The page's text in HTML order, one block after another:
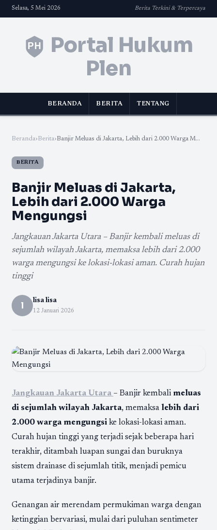
Selasa, 5 Mei 2026 Berita Terkini & Terpercaya
Portal Hukum
Plen
BERANDA BERITA TENTANG
Beranda›Berita›Banjir Meluas di Jakarta, Lebih dari 2.000 Warga M...
BERITA
Banjir Meluas di Jakarta,
Lebih dari 2.000 Warga
Mengungsi
Jangkauan Jakarta Utara – Banjir kembali meluas di
sejumlah wilayah Jakarta, memaksa lebih dari 2.000
warga mengungsi ke lokasi-lokasi aman. Curah hujan
tinggi
l lisa lisa
12 Januari 2026
Jangkauan Jakarta Utara – Banjir kembali meluas
di sejumlah wilayah Jakarta, memaksa lebih dari
2.000 warga mengungsi ke lokasi-lokasi aman.
Curah hujan tinggi yang terjadi sejak beberapa hari
terakhir, ditambah luapan sungai dan buruknya
sistem drainase di sejumlah titik, menjadi pemicu
utama terjadinya banjir.
Genangan air merendam permukiman warga dengan
ketinggian bervariasi, mulai dari puluhan sentimeter